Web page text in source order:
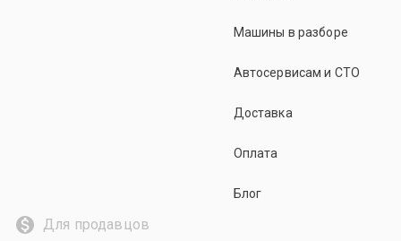
Машины в разборе
Автосервисам и СТО
Доставка
Оплата
Блог
Для продавцов